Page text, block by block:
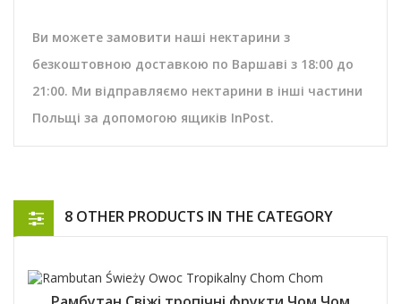
Ви можете замовити наші нектарини з
безкоштовною доставкою по Варшаві з 18:00 до
21:00. Ми відправляємо нектарини в інші частини
Польщі за допомогою ящиків InPost.
8 OTHER PRODUCTS IN THE CATEGORY